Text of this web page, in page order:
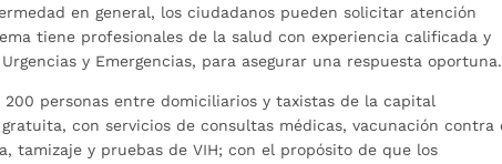
en general, los ciudadanos pueden solicitar atención
tiene profesionales de la salud con experiencia calificada y
y Emergencias, para asegurar una respuesta oportuna.
personas entre domiciliarios y taxistas de la capital
con servicios de consultas médicas, vacunación contra
tamizaje y pruebas de VIH; con el propósito de que los